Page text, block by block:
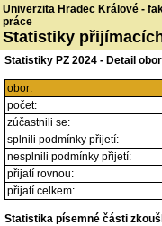
Univerzita Hradec Králové -
práce
Statistiky
Statistiky PZ 2024 - Detail
obor:
počet:
zúčastnili se:
splnili podmínky přijetí:
nesplnili podmínky přijetí:
přijatí rovnou:
přijatí celkem:
Statistika písemné části